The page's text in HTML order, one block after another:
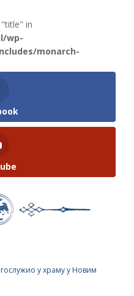
"title" in
wp-
monarch-
у храму у Новим